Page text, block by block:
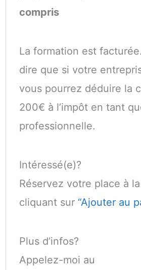
compris
La formation est
dire que si votre
vous pourrez déduire la
200€ à l’impôt en tant
professionnelle.
Intéressé(e)?
Réservez votre place à
cliquant sur “Ajouter au
Plus d’infos?
Appelez-moi au